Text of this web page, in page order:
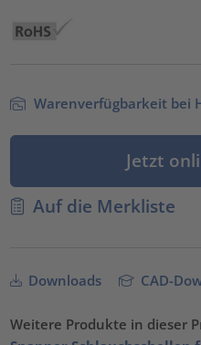
Warenverfügbarkeit bei
Jetzt
Auf die Merkliste
Downloads CAD-
Weitere Produkte in dieser